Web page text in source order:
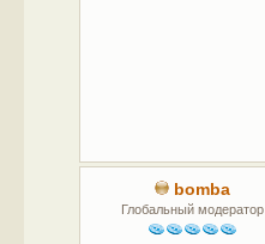
bomba
Глобальный модератор